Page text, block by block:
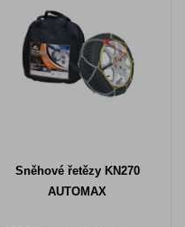
Sněhové řetězy KN270
AUTOMAX